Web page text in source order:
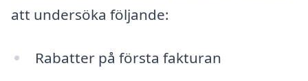
att undersöka följande:
Rabatter på första fakturan